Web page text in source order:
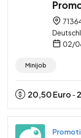
02/
Minijob
20,50Euro -